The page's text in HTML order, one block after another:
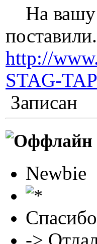
На вашу
http://
STAG-
Записан
Newbie
Спасибо